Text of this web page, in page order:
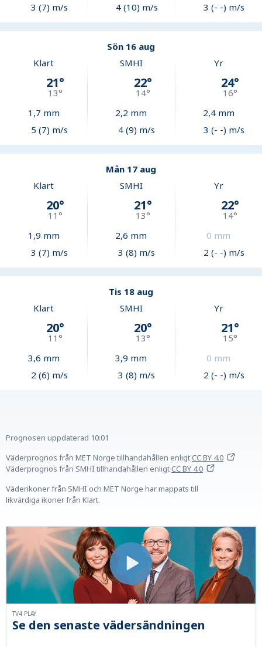
3 (7) m/s
4 (10) m/s
3 (- -) m/s
Sön 16 aug
Klart
21°
13°
1,7 mm
5 (7) m/s
SMHI
22°
14°
2,2 mm
4 (9) m/s
Yr
24°
16°
2,4mm
3 (- -) m/s
Mån 17 aug
Klart
20°
11°
1,9 mm
3 (7) m/s
SMHI
21°
13°
2,6 mm
3 (8) m/s
Yr
22°
14°
0 mm
2 (- -) m/s
Tis 18 aug
Klart
20°
11°
3,6 mm
2 (6) m/s
SMHI
20°
13°
3,9 mm
3 (8) m/s
Yr
21°
15°
0 mm
2 (- -) m/s
Prognosen uppdaterad 10:01
Väderprognos från MET Norge tillhandahållen enligtCC BY 4.0
Väderprognos från SMHI tillhandahållen enligtCC BY 4.0
Väderikoner från SMHI och MET Norge har mappats till
likvärdiga ikoner från Klart.
Se den senaste vädersändningen
TV4 PLAY